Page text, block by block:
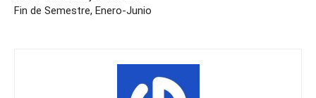
Fin de Semestre, Enero-Junio